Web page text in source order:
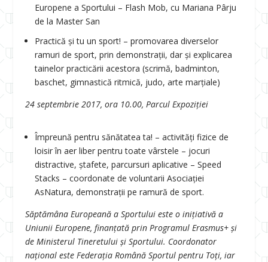
Europene a Sportului – Flash Mob, cu Mariana Pârju
de la Master San
Practică şi tu un sport! – promovarea diverselor
ramuri de sport, prin demonstraţii, dar şi explicarea
tainelor practicării acestora (scrimă, badminton,
baschet, gimnastică ritmică, judo, arte marţiale)
24 septembrie 2017, ora 10.00, Parcul Expoziţiei
Împreună pentru sănătatea ta! – activităţi fizice de
loisir în aer liber pentru toate vârstele – jocuri
distractive, ştafete, parcursuri aplicative – Speed
Stacks – coordonate de voluntarii Asociației
AsNatura, demonstraţii pe ramură de sport.
Săptămâna Europeană a Sportului este o iniţiativă a
Uniunii Europene, finanţată prin Programul Erasmus+ şi
de Ministerul Tineretului şi Sportului. Coordonator
naţional este Federaţia Română Sportul pentru Toţi, iar